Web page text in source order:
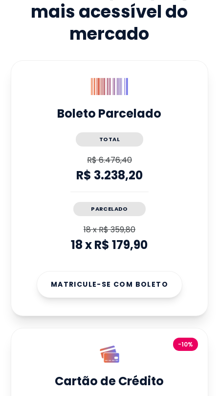
mais acessível do
mercado
Boleto Parcelado
TOTAL
R$ 6.476,40
R$ 3.238,20
PARCELADO
18xR$ 359,80
18xR$ 179,90
MATRICULE-SE COM BOLETO
-10%
Cartão de Crédito